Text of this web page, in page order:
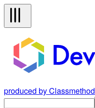
produced by Classmethod